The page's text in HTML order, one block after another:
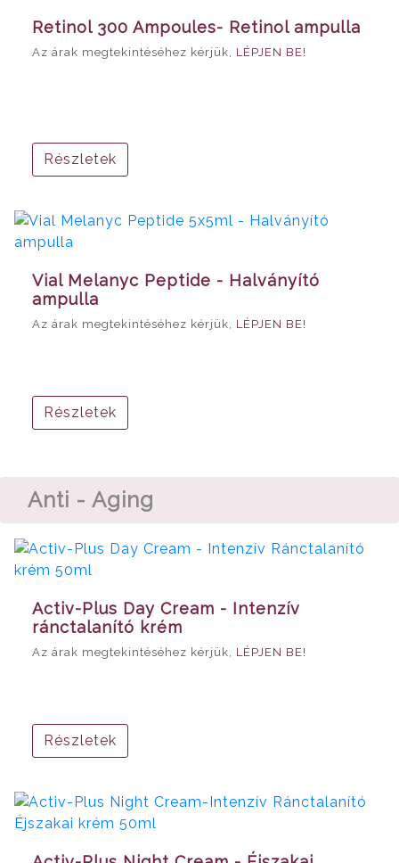
Retinol 300 Ampoules- Retinol ampulla
Az árak megtekintéséhez kérjük, LÉPJEN BE!
Részletek
Vial Melanyc Peptide - Halványító
ampulla
Az árak megtekintéséhez kérjük, LÉPJEN BE!
Részletek
Anti - Aging
Activ-Plus Day Cream - Intenzív
ránctalanító krém
Az árak megtekintéséhez kérjük, LÉPJEN BE!
Részletek